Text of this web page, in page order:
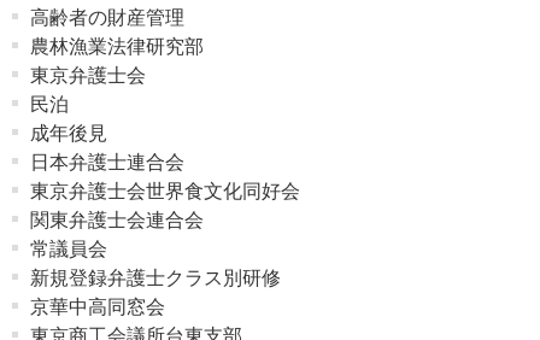
高齢者の財産管理
農林漁業法律研究部
東京弁護士会
民泊
成年後見
日本弁護士連合会
東京弁護士会世界食文化同好会
関東弁護士会連合会
常議員会
新規登録弁護士クラス別研修
京華中高同窓会
東京商工会議所台東支部